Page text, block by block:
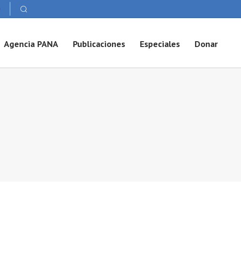
Agencia PANA Publicaciones Especiales Donar